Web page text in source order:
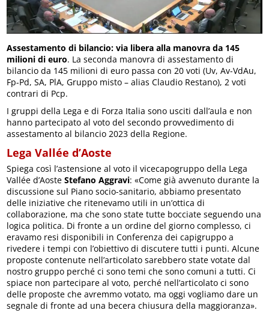
Assestamento di bilancio: via libera alla manovra da 145
milioni di euro. La seconda manovra di assestamento di
bilancio da 145 milioni di euro passa con 20 voti (Uv, Av-VdAu,
Fp-Pd, SA, PlA, Gruppo misto – alias Claudio Restano), 2 voti
contrari di Pcp.
I gruppi della Lega e di Forza Italia sono usciti dall’aula e non
hanno partecipato al voto del secondo provvedimento di
assestamento al bilancio 2023 della Regione.
Lega Vallée d’Aoste
Spiega così l’astensione al voto il vicecapogruppo della Lega
Vallée d’Aoste Stefano Aggravi: «Come già avvenuto durante la
discussione sul Piano socio-sanitario, abbiamo presentato
delle iniziative che ritenevamo utili in un’ottica di
collaborazione, ma che sono state tutte bocciate seguendo una
logica politica. Di fronte a un ordine del giorno complesso, ci
eravamo resi disponibili in Conferenza dei capigruppo a
rivedere i tempi con l’obiettivo di discutere tutti i punti. Alcune
proposte contenute nell’articolato sarebbero state votate dal
nostro gruppo perché ci sono temi che sono comuni a tutti. Ci
spiace non partecipare al voto, perché nell’articolato ci sono
delle proposte che avremmo votato, ma oggi vogliamo dare un
segnale di fronte ad una becera chiusura della maggioranza».